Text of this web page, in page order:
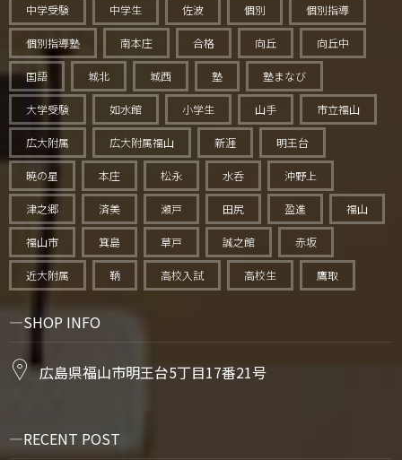
中学受験 中学生 佐波 個別 個別指導
個別指導塾 南本庄 合格 向丘 向丘中
国語 城北 城西 塾 塾まなび
大学受験 如水館 小学生 山手 市立福山
広大附属 広大附属福山 新涯 明王台
暁の星 本庄 松永 水呑 沖野上
津之郷 済美 瀬戸 田尻 盈進 福山
福山市 箕島 草戸 誠之館 赤坂
近大附属 鞆 高校入試 高校生 鷹取
SHOP INFO
広島県福山市明王台5丁目17番21号
RECENT POST